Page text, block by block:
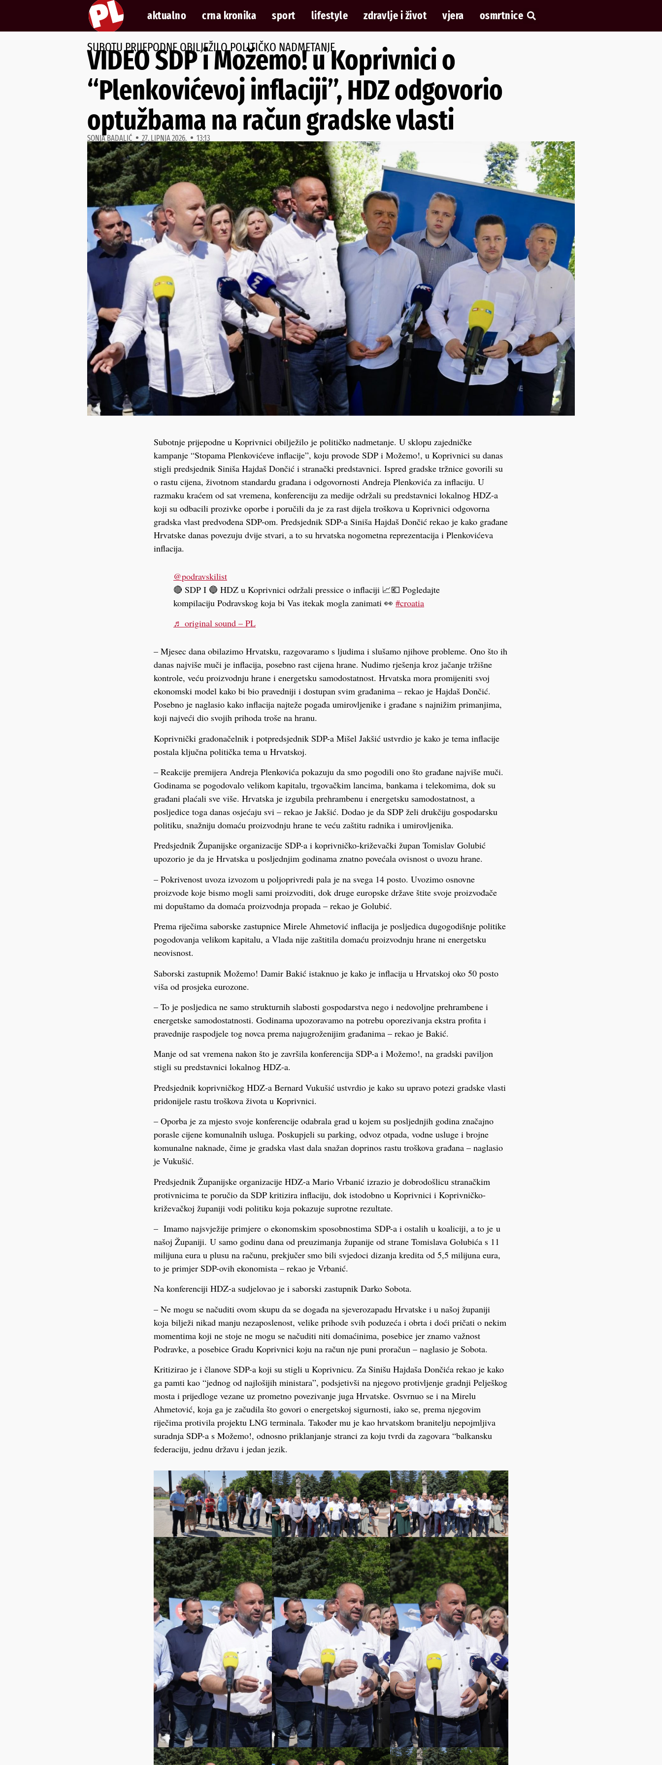
aktualno crna kronika sport lifestyle zdravlje i život vjera osmrtnice
SUBOTU PRIJEPODNE OBILJEŽILO POLITIČKO NADMETANJE
VIDEO SDP i Možemo! u Koprivnici o
“Plenkovićevoj inflaciji”, HDZ odgovorio
optužbama na račun gradske vlasti
SONJA BADALIĆ 27. LIPNJA 2026. 13:13
Subotnje prijepodne u Koprivnici obilježilo je političko nadmetanje. U sklopu zajedničke
kampanje “Stopama Plenkovićeve inflacije”, koju provode SDP i Možemo!, u Koprivnici su danas
stigli predsjednik Siniša Hajdaš Dončić i stranački predstavnici. Ispred gradske tržnice govorili su
o rastu cijena, životnom standardu građana i odgovornosti Andreja Plenkovića za inflaciju. U
razmaku kraćem od sat vremena, konferenciju za medije održali su predstavnici lokalnog HDZ-a
koji su odbacili prozivke oporbe i poručili da je za rast dijela troškova u Koprivnici odgovorna
gradska vlast predvođena SDP-om. Predsjednik SDP-a Siniša Hajdaš Dončić rekao je kako građane
Hrvatske danas povezuju dvije stvari, a to su hrvatska nogometna reprezentacija i Plenkovićeva
inflacija.
@podravskilist
🔴 SDP I 🔵 HDZ u Koprivnici održali pressice o inflaciji 📈💶 Pogledajte
kompilaciju Podravskog koja bi Vas itekak mogla zanimati 👀 #croatia
♬ original sound – PL
– Mjesec dana obilazimo Hrvatsku, razgovaramo s ljudima i slušamo njihove probleme. Ono što ih
danas najviše muči je inflacija, posebno rast cijena hrane. Nudimo rješenja kroz jačanje tržišne
kontrole, veću proizvodnju hrane i energetsku samodostatnost. Hrvatska mora promijeniti svoj
ekonomski model kako bi bio pravedniji i dostupan svim građanima – rekao je Hajdaš Dončić.
Posebno je naglasio kako inflacija najteže pogađa umirovljenike i građane s najnižim primanjima,
koji najveći dio svojih prihoda troše na hranu.
Koprivnički gradonačelnik i potpredsjednik SDP-a Mišel Jakšić ustvrdio je kako je tema inflacije
postala ključna politička tema u Hrvatskoj.
– Reakcije premijera Andreja Plenkovića pokazuju da smo pogodili ono što građane najviše muči.
Godinama se pogodovalo velikom kapitalu, trgovačkim lancima, bankama i telekomima, dok su
građani plaćali sve više. Hrvatska je izgubila prehrambenu i energetsku samodostatnost, a
posljedice toga danas osjećaju svi – rekao je Jakšić. Dodao je da SDP želi drukčiju gospodarsku
politiku, snažniju domaću proizvodnju hrane te veću zaštitu radnika i umirovljenika.
Predsjednik Županijske organizacije SDP-a i koprivničko-križevački župan Tomislav Golubić
upozorio je da je Hrvatska u posljednjim godinama znatno povećala ovisnost o uvozu hrane.
– Pokrivenost uvoza izvozom u poljoprivredi pala je na svega 14 posto. Uvozimo osnovne
proizvode koje bismo mogli sami proizvoditi, dok druge europske države štite svoje proizvođače
mi dopuštamo da domaća proizvodnja propada – rekao je Golubić.
Prema riječima saborske zastupnice Mirele Ahmetović inflacija je posljedica dugogodišnje politike
pogodovanja velikom kapitalu, a Vlada nije zaštitila domaću proizvodnju hrane ni energetsku
neovisnost.
Saborski zastupnik Možemo! Damir Bakić istaknuo je kako je inflacija u Hrvatskoj oko 50 posto
viša od prosjeka eurozone.
– To je posljedica ne samo strukturnih slabosti gospodarstva nego i nedovoljne prehrambene i
energetske samodostatnosti. Godinama upozoravamo na potrebu oporezivanja ekstra profita i
pravednije raspodjele tog novca prema najugroženijim građanima – rekao je Bakić.
Manje od sat vremena nakon što je završila konferencija SDP-a i Možemo!, na gradski paviljon
stigli su predstavnici lokalnog HDZ-a.
Predsjednik koprivničkog HDZ-a Bernard Vukušić ustvrdio je kako su upravo potezi gradske vlasti
pridonijele rastu troškova života u Koprivnici.
– Oporba je za mjesto svoje konferencije odabrala grad u kojem su posljednjih godina značajno
porasle cijene komunalnih usluga. Poskupjeli su parking, odvoz otpada, vodne usluge i brojne
komunalne naknade, čime je gradska vlast dala snažan doprinos rastu troškova građana – naglasio
je Vukušić.
Predsjednik Županijske organizacije HDZ-a Mario Vrbanić izrazio je dobrodošlicu stranačkim
protivnicima te poručio da SDP kritizira inflaciju, dok istodobno u Koprivnici i Koprivničko-
križevačkoj županiji vodi politiku koja pokazuje suprotne rezultate.
– Imamo najsvježije primjere o ekonomskim sposobnostima SDP-a i ostalih u koaliciji, a to je u
našoj Županiji. U samo godinu dana od preuzimanja županije od strane Tomislava Golubića s 11
milijuna eura u plusu na računu, prekjučer smo bili svjedoci dizanja kredita od 5,5 milijuna eura,
to je primjer SDP-ovih ekonomista – rekao je Vrbanić.
Na konferenciji HDZ-a sudjelovao je i saborski zastupnik Darko Sobota.
– Ne mogu se načuditi ovom skupu da se događa na sjeverozapadu Hrvatske i u našoj županiji
koja bilježi nikad manju nezaposlenost, velike prihode svih poduzeća i obrta i doći pričati o nekim
momentima koji ne stoje ne mogu se načuditi niti domaćinima, posebice jer znamo važnost
Podravke, a posebice Gradu Koprivnici koju na račun nje puni proračun – naglasio je Sobota.
Kritizirao je i članove SDP-a koji su stigli u Koprivnicu. Za Sinišu Hajdaša Dončića rekao je kako
ga pamti kao “jednog od najlošijih ministara”, podsjetivši na njegovo protivljenje gradnji Pelješkog
mosta i prijedloge vezane uz prometno povezivanje juga Hrvatske. Osvrnuo se i na Mirelu
Ahmetović, koja ga je začudila što govori o energetskoj sigurnosti, iako se, prema njegovim
riječima protivila projektu LNG terminala. Također mu je kao hrvatskom branitelju nepojmljiva
suradnja SDP-a s Možemo!, odnosno priklanjanje stranci za koju tvrdi da zagovara “balkansku
federaciju, jednu državu i jedan jezik.